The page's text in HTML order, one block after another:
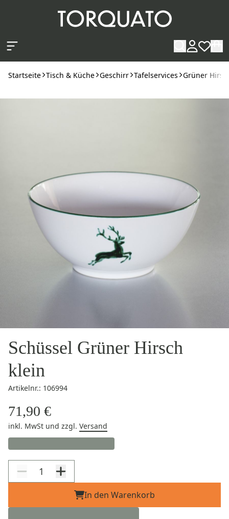
Startseite Tisch & Küche Geschirr Tafelservices Grüner
Schüssel Grüner Hirsch
klein
Artikelnr.: 106994
71,90 €
inkl. MwSt und zzgl. Versand
In den Warenkorb